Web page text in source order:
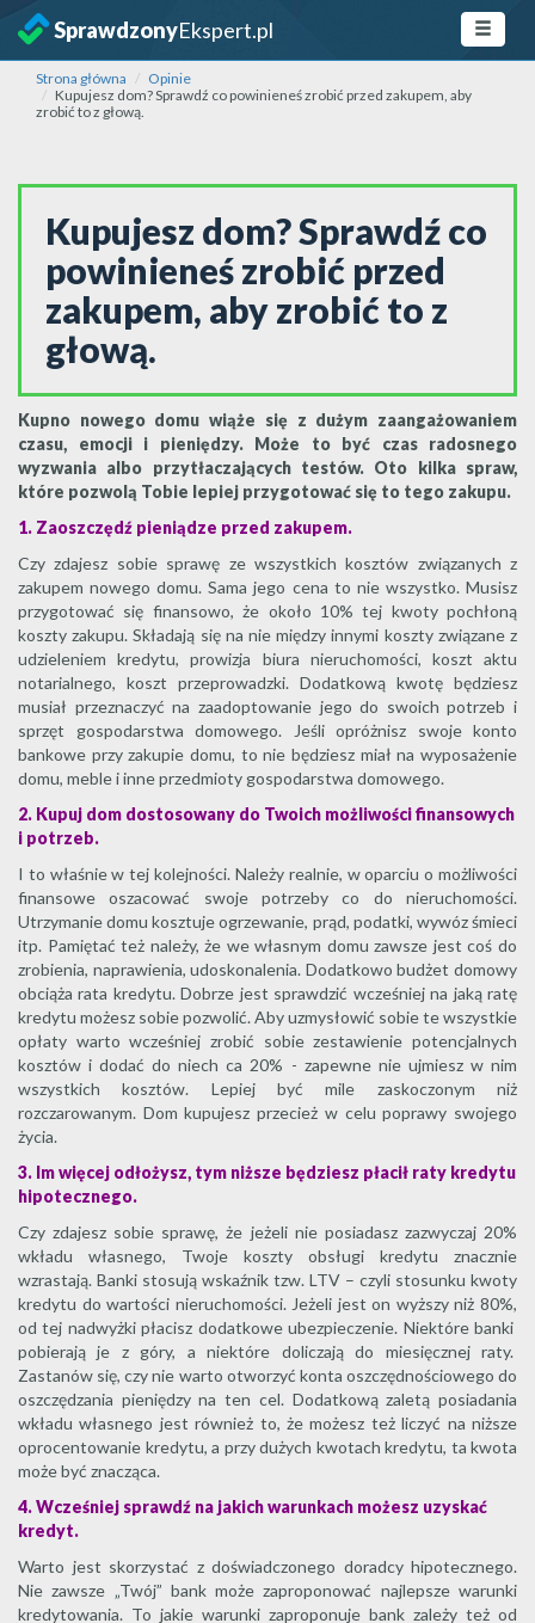
SprawdzonyEkspert.pl
Strona główna
Opinie
Kupujesz dom? Sprawdź co powinieneś zrobić przed zakupem, aby
zrobić to z głową.
Kupujesz dom? Sprawdź co
powinieneś zrobić przed
zakupem, aby zrobić to z
głową.
Kupno nowego domu wiąże się z dużym zaangażowaniem
czasu, emocji i pieniędzy. Może to być czas radosnego
wyzwania albo przytłaczających testów. Oto kilka spraw,
które pozwolą Tobie lepiej przygotować się to tego zakupu.
1. Zaoszczędź pieniądze przed zakupem.
Czy zdajesz sobie sprawę ze wszystkich kosztów związanych z
zakupem nowego domu. Sama jego cena to nie wszystko. Musisz
przygotować się finansowo, że około 10% tej kwoty pochłoną
koszty zakupu. Składają się na nie między innymi koszty związane z
udzieleniem kredytu, prowizja biura nieruchomości, koszt aktu
notarialnego, koszt przeprowadzki. Dodatkową kwotę będziesz
musiał przeznaczyć na zaadoptowanie jego do swoich potrzeb i
sprzęt gospodarstwa domowego. Jeśli opróżnisz swoje konto
bankowe przy zakupie domu, to nie będziesz miał na wyposażenie
domu, meble i inne przedmioty gospodarstwa domowego.
2. Kupuj dom dostosowany do Twoich możliwości finansowych
i potrzeb.
I to właśnie w tej kolejności. Należy realnie, w oparciu o możliwości
finansowe oszacować swoje potrzeby co do nieruchomości.
Utrzymanie domu kosztuje ogrzewanie, prąd, podatki, wywóz śmieci
itp. Pamiętać też należy, że we własnym domu zawsze jest coś do
zrobienia, naprawienia, udoskonalenia. Dodatkowo budżet domowy
obciąża rata kredytu. Dobrze jest sprawdzić wcześniej na jaką ratę
kredytu możesz sobie pozwolić. Aby uzmysłowić sobie te wszystkie
opłaty warto wcześniej zrobić sobie zestawienie potencjalnych
kosztów i dodać do niech ca 20% - zapewne nie ujmiesz w nim
wszystkich kosztów. Lepiej być mile zaskoczonym niż
rozczarowanym. Dom kupujesz przecież w celu poprawy swojego
życia.
3. Im więcej odłożysz, tym niższe będziesz płacił raty kredytu
hipotecznego.
Czy zdajesz sobie sprawę, że jeżeli nie posiadasz zazwyczaj 20%
wkładu własnego, Twoje koszty obsługi kredytu znacznie
wzrastają. Banki stosują wskaźnik tzw. LTV – czyli stosunku kwoty
kredytu do wartości nieruchomości. Jeżeli jest on wyższy niż 80%,
od tej nadwyżki płacisz dodatkowe ubezpieczenie. Niektóre banki
pobierają je z góry, a niektóre doliczają do miesięcznej raty.
Zastanów się, czy nie warto otworzyć konta oszczędnościowego do
oszczędzania pieniędzy na ten cel. Dodatkową zaletą posiadania
wkładu własnego jest również to, że możesz też liczyć na niższe
oprocentowanie kredytu, a przy dużych kwotach kredytu, ta kwota
może być znacząca.
4. Wcześniej sprawdź na jakich warunkach możesz uzyskać
kredyt.
Warto jest skorzystać z doświadczonego doradcy hipotecznego.
Nie zawsze „Twój” bank może zaproponować najlepsze warunki
kredytowania. To jakie warunki zaproponuje bank zależy też od